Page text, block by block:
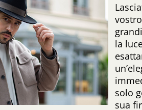
la
solo
sua